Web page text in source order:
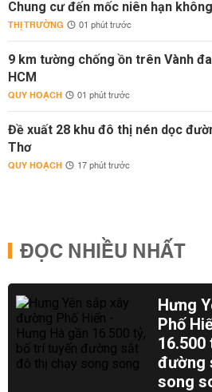
Chung cư đến mốc niên hạn
THỊ TRƯỜNG 01 phút trước
9 km tường chống ồn trên Vành
HCM
QUY HOẠCH 01 phút trước
Đề xuất 28 khu đô thị nén dọc
Thơ
QUY HOẠCH 17 phút trước
ĐỌC NHIỀU NHẤT
Hưng
Phố
16.500
đường
song